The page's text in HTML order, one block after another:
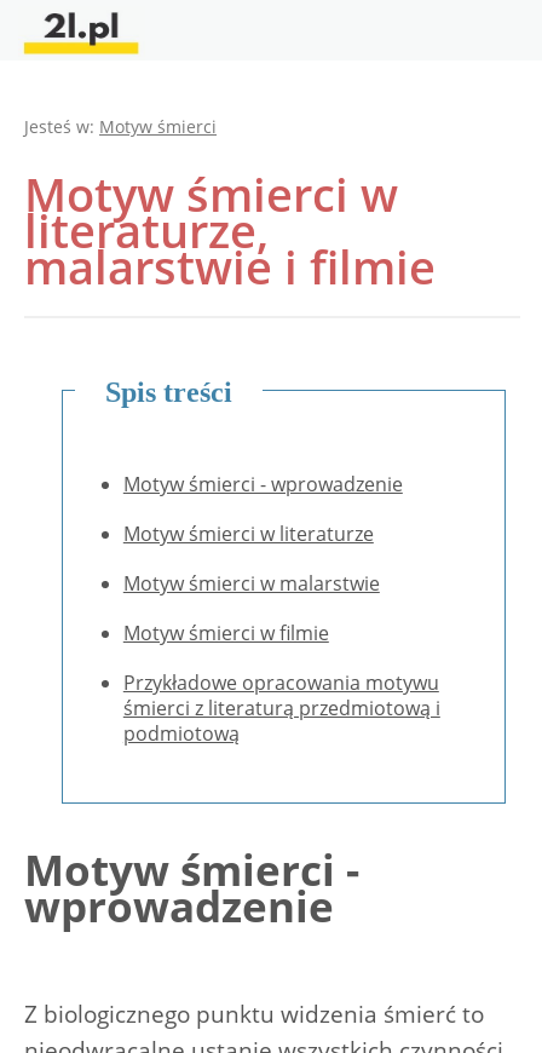
Jesteś w: Motyw śmierci
Motyw śmierci w
literaturze,
malarstwie i filmie
Spis treści
Motyw śmierci - wprowadzenie
Motyw śmierci w literaturze
Motyw śmierci w malarstwie
Motyw śmierci w filmie
Przykładowe opracowania motywu
śmierci z literaturą przedmiotową i
podmiotową
Motyw śmierci -
wprowadzenie
Z biologicznego punktu widzenia śmierć to